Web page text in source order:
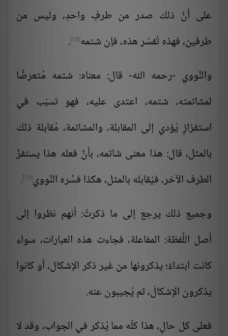
على أنَّ ذلك صدر من طرفٍ واحدٍ، وليس من
طرفين، فهذه تُفسّر هذه، فإن شتمه[18]
.
والنَّووي -رحمه الله- قال: معناه: شتمه مُتعرضًا
لمشاتمته، شتمه، اعتدى عليه، فهو تسبّب في
استفزازٍ يُؤدي إلى المقابلة، والمشاتمة، مُقابلة ذلك
بالمثل، قال: هذا معنى شاتمه، بأنَّ فعله هذا يستفزّ
الطرف الآخر، فيُقابله بالمثل، هكذا فسَّره النَّووي[19]
.
وجميع ذلك يرجع إلى ما ذكرتُ: أنهم نظروا إلى
أصل اللَّفظة: المفاعلة، فجاءت هذه العبارات، سواء
كانت ابتداءً؛ يذكرونها من غير ذكر الإشكال، أو كانوا
يذكرون الإشكالَ، ثم يُجيبون عنه.
فعلى كل حالٍ، هذا كلّه مما يُذكر في الجواب، وقد لا